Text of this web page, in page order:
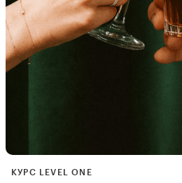
КУРС LEVEL ONE